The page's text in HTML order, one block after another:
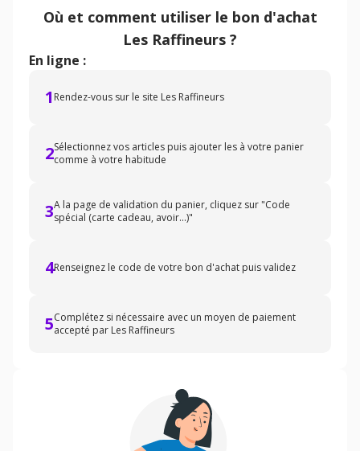
Où et comment utiliser le bon d'achat
Les Raffineurs ?
En ligne :
1 Rendez-vous sur le site Les Raffineurs
2Sélectionnez vos articles puis ajouter les à votre panier
comme à votre habitude
3A la page de validation du panier, cliquez sur "Code
spécial (carte cadeau, avoir...)"
4Renseignez le code de votre bon d'achat puis validez
5Complétez si nécessaire avec un moyen de paiement
accepté par Les Raffineurs